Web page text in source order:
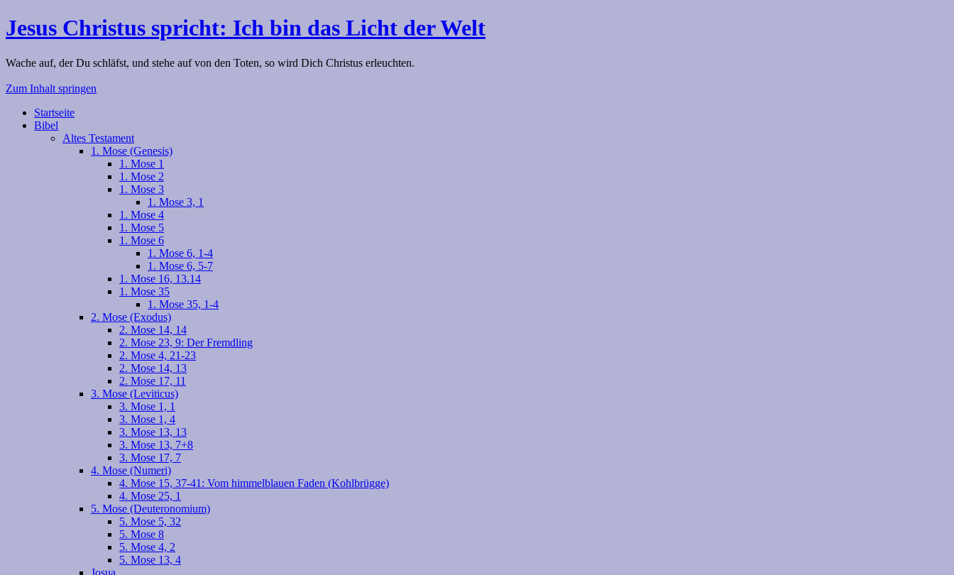
Jesus Christus spricht: Ich bin das Licht der Welt
Wache auf, der Du schläfst, und stehe auf von den Toten, so wird Dich Christus erleuchten.
Zum Inhalt springen
Startseite
Bibel
Altes Testament
1. Mose (Genesis)
1. Mose 1
1. Mose 2
1. Mose 3
1. Mose 3, 1
1. Mose 4
1. Mose 5
1. Mose 6
1. Mose 6, 1-4
1. Mose 6, 5-7
1. Mose 16, 13.14
1. Mose 35
1. Mose 35, 1-4
2. Mose (Exodus)
2. Mose 14, 14
2. Mose 23, 9: Der Fremdling
2. Mose 4, 21-23
2. Mose 14, 13
2. Mose 17, 11
3. Mose (Leviticus)
3. Mose 1, 1
3. Mose 1, 4
3. Mose 13, 13
3. Mose 13, 7+8
3. Mose 17, 7
4. Mose (Numeri)
4. Mose 15, 37-41: Vom himmelblauen Faden (Kohlbrügge)
4. Mose 25, 1
5. Mose (Deuteronomium)
5. Mose 5, 32
5. Mose 8
5. Mose 4, 2
5. Mose 13, 4
Josua